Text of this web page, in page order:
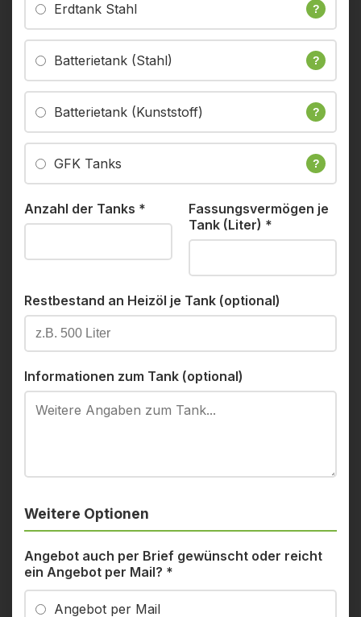
Erdtank Stahl ?
Batterietank (Stahl) ?
Batterietank (Kunststoff) ?
GFK Tanks ?
Anzahl der Tanks *
Fassungsvermögen je
Tank (Liter) *
Restbestand an Heizöl je Tank (optional)
Informationen zum Tank (optional)
Weitere Optionen
Angebot auch per Brief gewünscht oder reicht
ein Angebot per Mail? *
Angebot per Mail